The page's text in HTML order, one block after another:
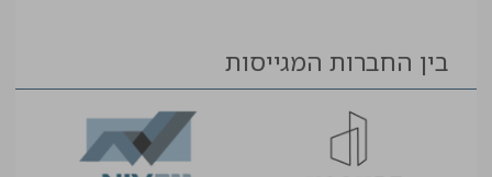
בין החברות המגייסות